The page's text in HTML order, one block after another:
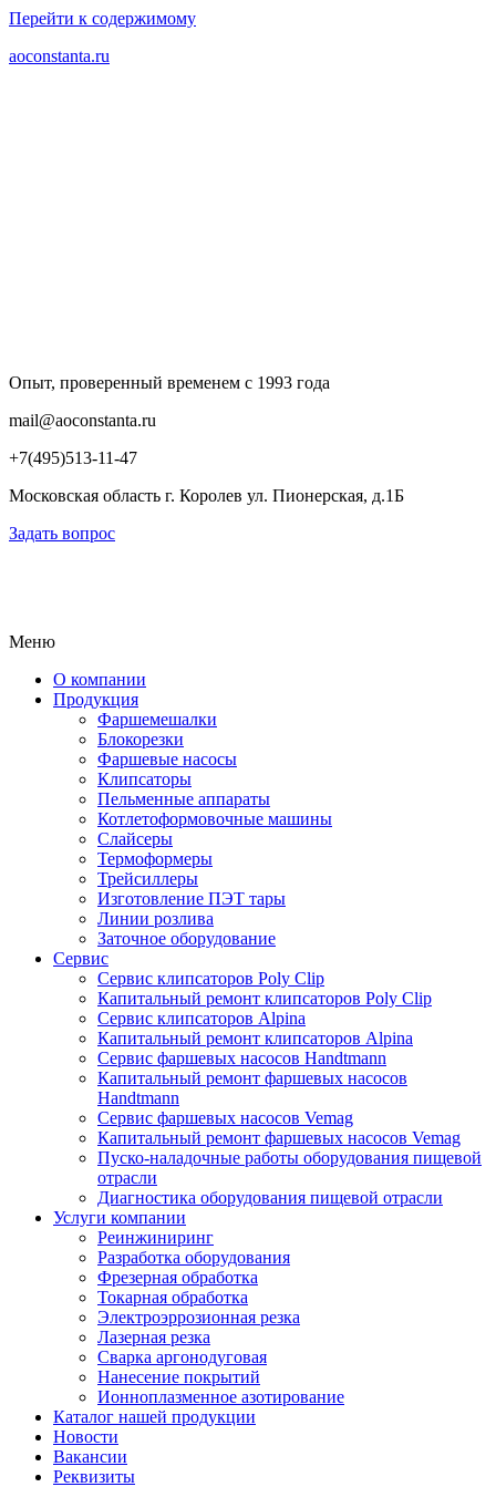
Перейти к содержимому
aoconstanta.ru
Опыт, проверенный временем с 1993 года
mail@aoconstanta.ru
+7(495)513-11-47
Московская область г. Королев ул. Пионерская, д.1Б
Задать вопрос
Меню
О компании
Продукция
Фаршемешалки
Блокорезки
Фаршевые насосы
Клипсаторы
Пельменные аппараты
Котлетоформовочные машины
Слайсеры
Термоформеры
Трейсиллеры
Изготовление ПЭТ тары
Линии розлива
Заточное оборудование
Сервис
Сервис клипсаторов Poly Clip
Капитальный ремонт клипсаторов Poly Clip
Сервис клипсаторов Alpina
Капитальный ремонт клипсаторов Alpina
Сервис фаршевых насосов Handtmann
Капитальный ремонт фаршевых насосов
Handtmann
Сервис фаршевых насосов Vemag
Капитальный ремонт фаршевых насосов Vemag
Пуско-наладочные работы оборудования пищевой
отрасли
Диагностика оборудования пищевой отрасли
Услуги компании
Реинжиниринг
Разработка оборудования
Фрезерная обработка
Токарная обработка
Электроэррозионная резка
Лазерная резка
Сварка аргонодуговая
Нанесение покрытий
Ионноплазменное азотирование
Каталог нашей продукции
Новости
Вакансии
Реквизиты